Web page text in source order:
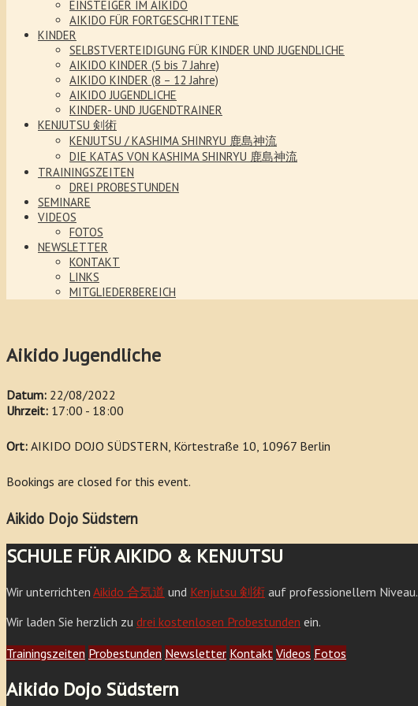
EINSTEIGER IM AIKIDO
AIKIDO FÜR FORTGESCHRITTENE
KINDER
SELBSTVERTEIDIGUNG FÜR KINDER UND JUGENDLICHE
AIKIDO KINDER (5 bis 7 Jahre)
AIKIDO KINDER (8 – 12 Jahre)
AIKIDO JUGENDLICHE
KINDER- UND JUGENDTRAINER
KENJUTSU 剣術
KENJUTSU / KASHIMA SHINRYU 鹿島神流
DIE KATAS VON KASHIMA SHINRYU 鹿島神流
TRAININGSZEITEN
DREI PROBESTUNDEN
SEMINARE
VIDEOS
FOTOS
NEWSLETTER
KONTAKT
LINKS
MITGLIEDERBEREICH
Aikido Jugendliche
Datum: 22/08/2022
Uhrzeit: 17:00 - 18:00
Ort: AIKIDO DOJO SÜDSTERN, Körtestraße 10, 10967 Berlin
Bookings are closed for this event.
Aikido Dojo Südstern
SCHULE FÜR AIKIDO & KENJUTSU
Wir unterrichten Aikido 合気道 und Kenjutsu 剣術 auf professionellem Niveau.
Wir laden Sie herzlich zu drei kostenlosen Probestunden ein.
Trainingszeiten Probestunden Newsletter Kontakt Videos Fotos
Aikido Dojo Südstern